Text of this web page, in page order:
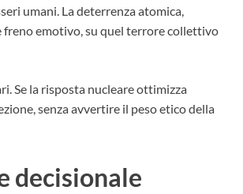
umani. La deterrenza atomica,
freno emotivo, su quel terrore collettivo
Se la risposta nucleare ottimizza
senza avvertire il peso etico della
decisionale